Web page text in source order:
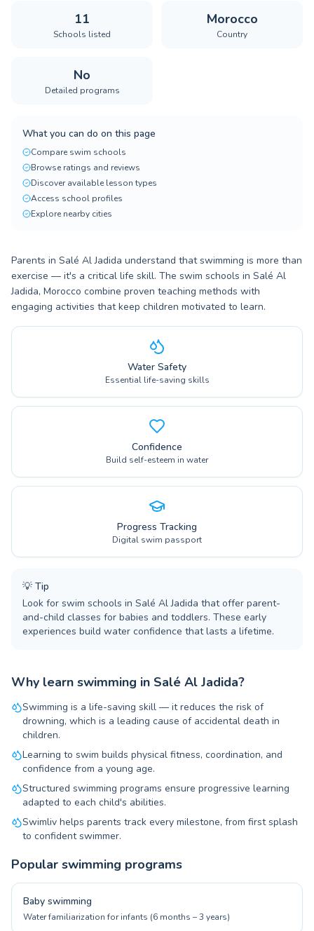
11
Schools listed
Morocco
Country
No
Detailed programs
What you can do on this page
Compare swim schools
Browse ratings and reviews
Discover available lesson types
Access school profiles
Explore nearby cities
Parents in Salé Al Jadida understand that swimming is more than
exercise — it's a critical life skill. The swim schools in Salé Al
Jadida, Morocco combine proven teaching methods with
engaging activities that keep children motivated to learn.
Water Safety
Essential life-saving skills
Confidence
Build self-esteem in water
Progress Tracking
Digital swim passport
💡 Tip
Look for swim schools in Salé Al Jadida that offer parent-
and-child classes for babies and toddlers. These early
experiences build water confidence that lasts a lifetime.
Why learn swimming in Salé Al Jadida?
Swimming is a life-saving skill — it reduces the risk of
drowning, which is a leading cause of accidental death in
children.
Learning to swim builds physical fitness, coordination, and
confidence from a young age.
Structured swimming programs ensure progressive learning
adapted to each child's abilities.
Swimliv helps parents track every milestone, from first splash
to confident swimmer.
Popular swimming programs
Baby swimming
Water familiarization for infants (6 months – 3 years)